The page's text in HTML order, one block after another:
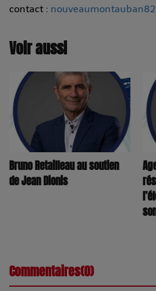
contact :
Voir aussi
Bruno Retailleau au soutien
de Jean Dionis
Commentaires(0)